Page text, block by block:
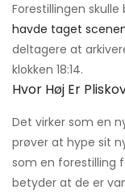
Forestillingen
havde taget
deltagere at
klokken 18:14.
Hvor Høj Er
Det virker som en
prøver at hype sit
som en forestilling
betyder at de er